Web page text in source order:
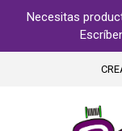
Necesitas